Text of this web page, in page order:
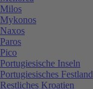
Milos
Mykonos
Naxos
Paros
Pico
Portugiesische Inseln
Portugiesisches Festland
Restliches Kroatien